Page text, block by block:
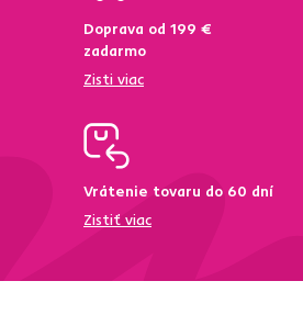
Doprava od 199 €
zadarmo
Zisti viac
Vrátenie tovaru do 60 dní
Zistiť viac